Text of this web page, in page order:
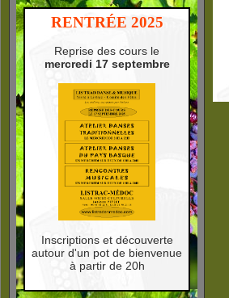
RENTRÉE 2025
Reprise des cours le
mercredi 17 septembre
Inscriptions et découverte
autour d'un pot de bienvenue
à partir de 20h